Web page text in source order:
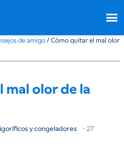
de amigo /Cómo quitar el mal olor
mal olor de la
y congeladores · 27